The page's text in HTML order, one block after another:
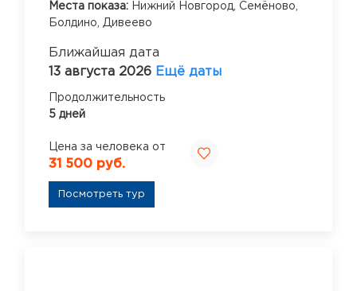
Места показа: Нижний Новгород, Семёново,
Болдино, Дивеево
Ближайшая дата
13 августа 2026 Ещё даты
Продолжительность
5 дней
Цена за человека от
31 500 руб.
Посмотреть тур